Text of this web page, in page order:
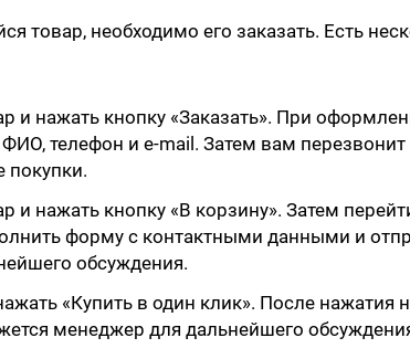
товар, необходимо его заказать. Есть
и нажать кнопку «Заказать». При
телефон и e-mail. Затем вам
покупки.
и нажать кнопку «В корзину». Затем
форму с контактными данными и
обсуждения.
«Купить в один клик». После
менеджер для дальнейшего